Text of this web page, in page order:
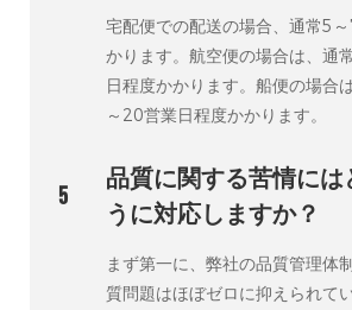
宅配便での配送の場合、通常5
かります。航空便の場合は、通
日程度かかります。船便の場合
～20営業日程度かかります。
5
品質に関する苦情には
うに対応しますか？
まず第一に、弊社の品質管理体
質問題はほぼゼロに抑えられて